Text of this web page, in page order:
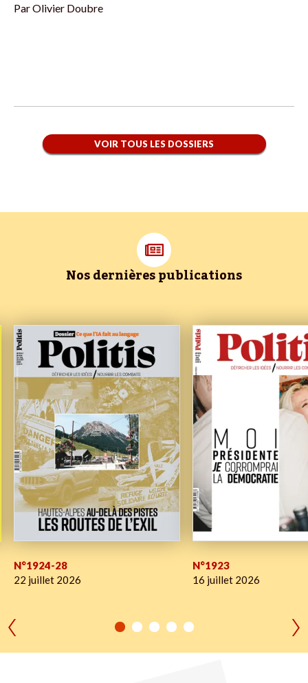
ParOlivier Doubre
VOIR TOUS LES DOSSIERS
Nos dernières publications
N°1924-28
22 juillet 2026
N°1923
16 juillet 2026